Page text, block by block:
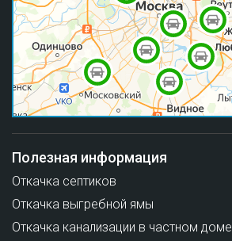
Полезная информация
Откачка септиков
Откачка выгребной ямы
Откачка канализации в частном доме